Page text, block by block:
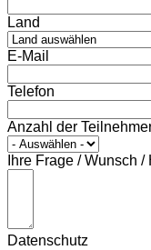
Land
E-Mail
Telefon
Anzahl der
Ihre Frage / Wunsch /
Datenschutz